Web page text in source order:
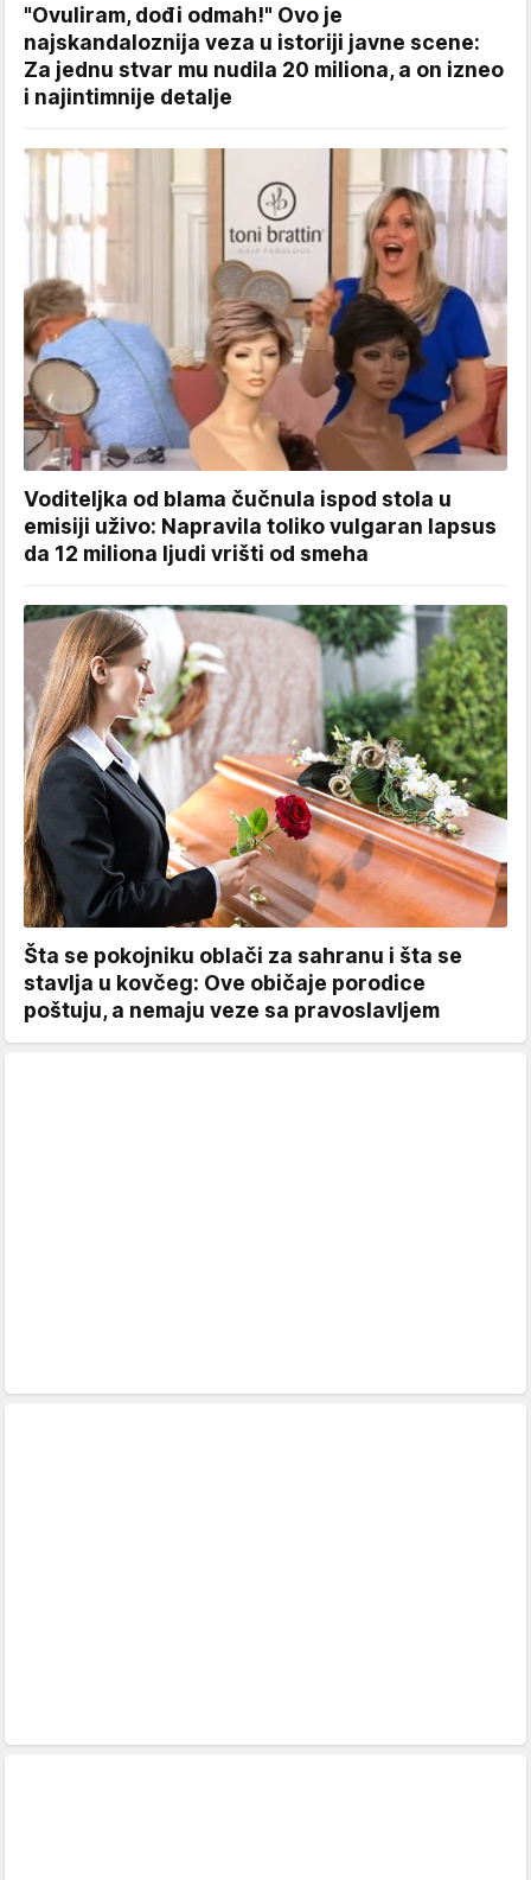
"Ovuliram, dođi odmah!" Ovo je
najskandaloznija veza u istoriji javne scene:
Za jednu stvar mu nudila 20 miliona, a on izneo
i najintimnije detalje
Voditeljka od blama čučnula ispod stola u
emisiji uživo: Napravila toliko vulgaran lapsus
da 12 miliona ljudi vrišti od smeha
Šta se pokojniku oblači za sahranu i šta se
stavlja u kovčeg: Ove običaje porodice
poštuju, a nemaju veze sa pravoslavljem